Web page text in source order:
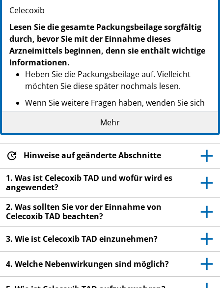
PZN: 10763822
PPN: 111076382253
PZN: 10763845
PPN: 111076384509
Celecoxib
Lesen Sie die gesamte Packungsbeilage sorgfältig
durch, bevor Sie mit der Einnahme dieses
Arzneimittels beginnen, denn sie enthält wichtige
Informationen.
Heben Sie die Packungsbeilage auf. Vielleicht
möchten Sie diese später nochmals lesen.
Wenn Sie weitere Fragen haben, wenden Sie sich
an Ihren Arzt oder Apotheker.
Dieses Arzneimittel wurde Ihnen persönlich
verschrieben. Geben Sie es nicht an Dritte weiter.
Es kann anderen Menschen schaden, auch wenn
diese die gleichen Beschwerden haben wie Sie.
Wenn Sie Nebenwirkungen bemerken, wenden Sie
sich an Ihren Arzt oder Apotheker. Dies gilt auch
für Nebenwirkungen, die nicht in dieser
Packungsbeilage angegeben sind. Siehe Abschnitt
Mehr
Hinweise auf geänderte Abschnitte
1. Was ist Celecoxib TAD und wofür wird es
angewendet?
2. Was sollten Sie vor der Einnahme von
Celecoxib TAD beachten?
3. Wie ist Celecoxib TAD einzunehmen?
4. Welche Nebenwirkungen sind möglich?